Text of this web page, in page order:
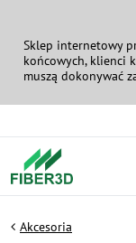
Sklep internetowy
końcowych, klienci
muszą dokonywać
Akcesoria